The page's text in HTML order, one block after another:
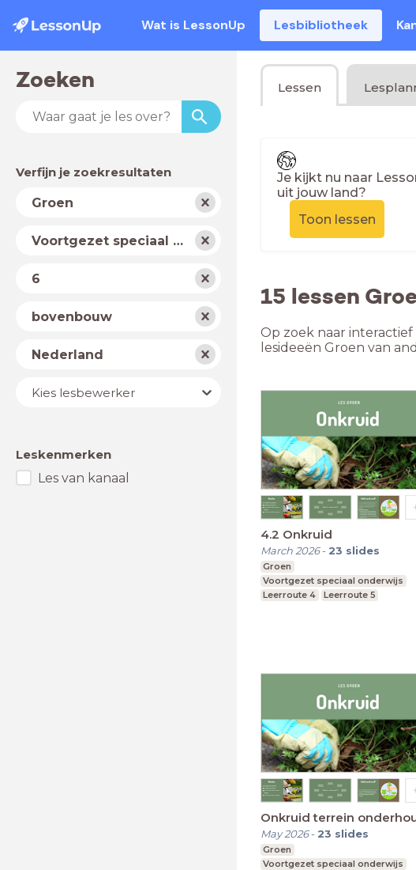
Wat is LessonUp Lesbibliotheek
Zoeken
Verfijn je zoekresultaten
VakGroen
Schooltype Voortgezet speciaal onderwijs
Niveau
6
Jaarbovenbouw
LandNederland
Lesbewerker
Kies lesbewerker
Leskenmerken
Les van kanaal
Lessen
Je kijkt nu naar
uit jouw land?
Toon lessen
15 lessen
Op zoek naar
lesideeën Groen van
4.2 Onkruid
March 2026- 23 slides
Groen
Voortgezet speciaal onderwijs
Leerroute 4
Leerroute 5
Onkruid terrein
May 2026- 23 slides
Groen
Voortgezet speciaal onderwijs